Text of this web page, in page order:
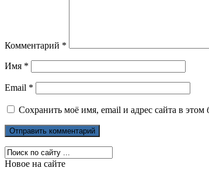
Комментарий *
Имя *
Email *
Сохранить моё имя, email и адрес сайта в
Новое на сайте